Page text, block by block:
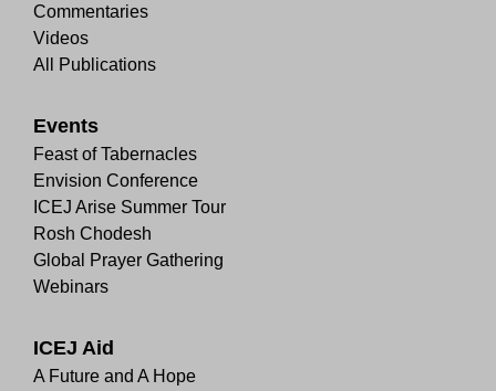
Commentaries
Videos
All Publications
Events
Feast of Tabernacles
Envision Conference
ICEJ Arise Summer Tour
Rosh Chodesh
Global Prayer Gathering
Webinars
ICEJ Aid
A Future and A Hope